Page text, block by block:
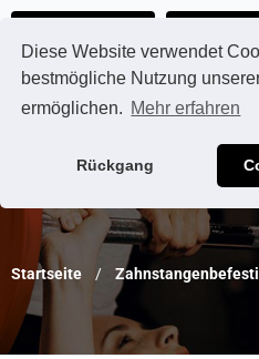
Diese Website verwendet
bestmögliche Nutzung
ermöglichen. Mehr erfahren
Rückgang
Startseite